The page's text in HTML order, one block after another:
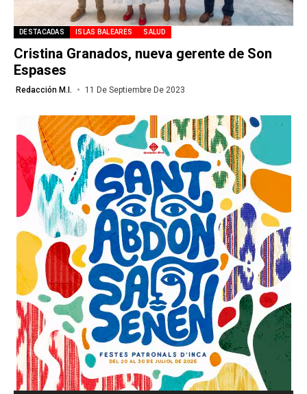
DESTACADAS ISLAS BALEARES SALUD
Cristina Granados, nueva gerente de Son
Espases
Redacción M.I. 11 De Septiembre De 2023